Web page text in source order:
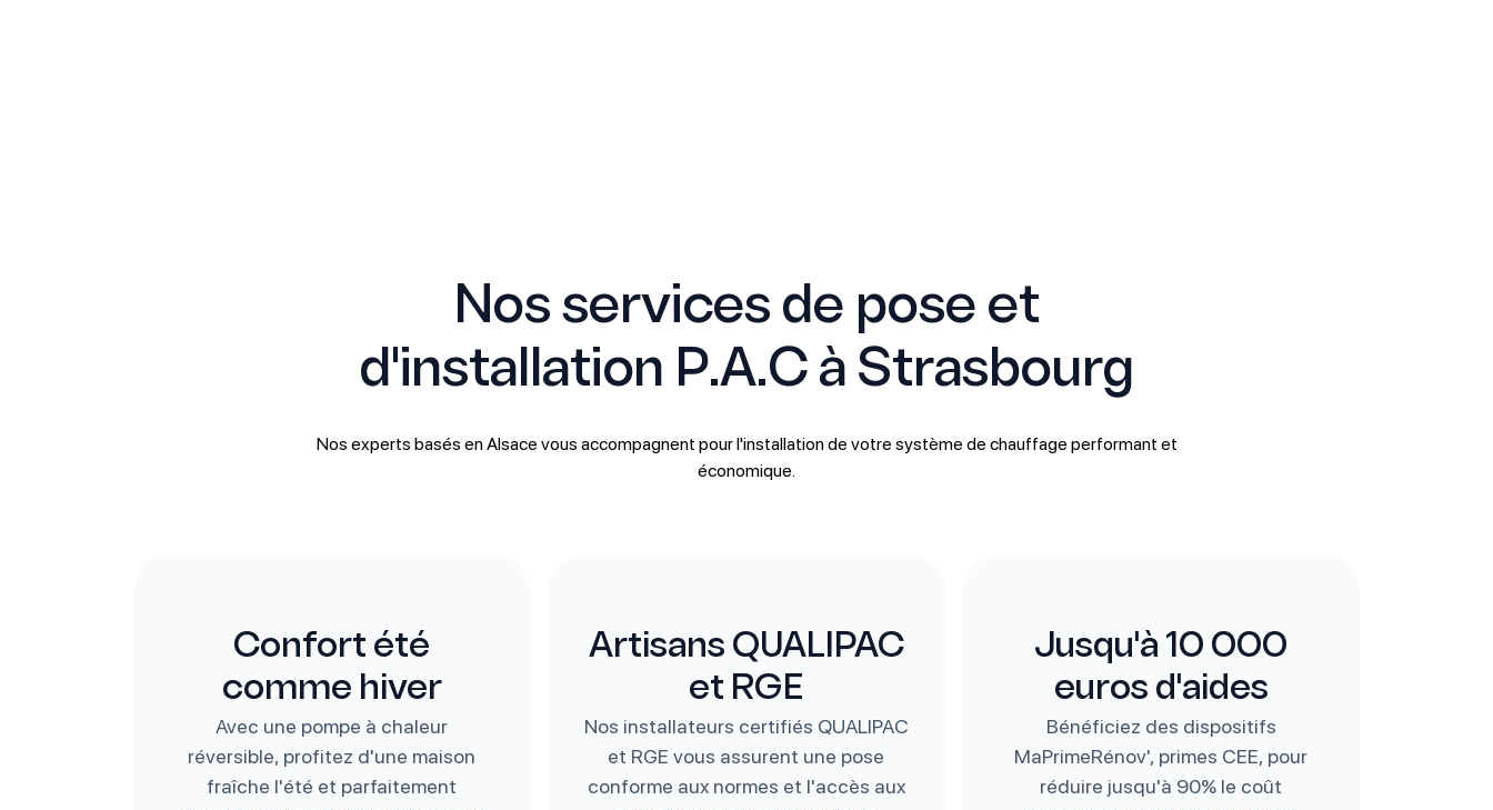
Nos services de pose et
d'installation P.A.C à Strasbourg
Nos experts basés en Alsace vous accompagnent pour l'installation de votre système de chauffage performant et
économique.
Confort été
comme hiver
Avec une pompe à chaleur
réversible, profitez d'une maison
fraîche l'été et parfaitement
Artisans QUALIPAC
et RGE
Nos installateurs certifiés QUALIPAC
et RGE vous assurent une pose
conforme aux normes et l'accès aux
Jusqu'à 10 000
euros d'aides
Bénéficiez des dispositifs
MaPrimeRénov', primes CEE, pour
réduire jusqu'à 90% le coût